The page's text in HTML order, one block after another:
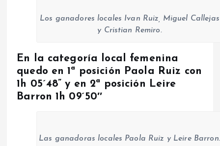
Los ganadores locales Ivan Ruiz, Miguel Callejas
y Cristian Remiro.
En la categoría local femenina
quedo en 1ª posición Paola Ruiz con
1h 05´48” y en 2ª posición Leire
Barron 1h 09´50″
Las ganadoras locales Paola Ruiz y Leire Barron.